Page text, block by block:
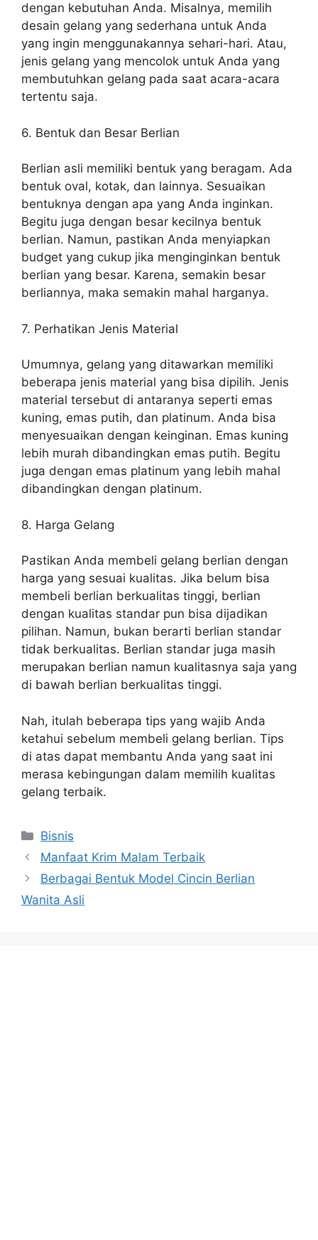
dengan kebutuhan Anda. Misalnya, memilih
desain gelang yang sederhana untuk Anda
yang ingin menggunakannya sehari-hari. Atau,
jenis gelang yang mencolok untuk Anda yang
membutuhkan gelang pada saat acara-acara
tertentu saja.
6. Bentuk dan Besar Berlian
Berlian asli memiliki bentuk yang beragam. Ada
bentuk oval, kotak, dan lainnya. Sesuaikan
bentuknya dengan apa yang Anda inginkan.
Begitu juga dengan besar kecilnya bentuk
berlian. Namun, pastikan Anda menyiapkan
budget yang cukup jika menginginkan bentuk
berlian yang besar. Karena, semakin besar
berliannya, maka semakin mahal harganya.
7. Perhatikan Jenis Material
Umumnya, gelang yang ditawarkan memiliki
beberapa jenis material yang bisa dipilih. Jenis
material tersebut di antaranya seperti emas
kuning, emas putih, dan platinum. Anda bisa
menyesuaikan dengan keinginan. Emas kuning
lebih murah dibandingkan emas putih. Begitu
juga dengan emas platinum yang lebih mahal
dibandingkan dengan platinum.
8. Harga Gelang
Pastikan Anda membeli gelang berlian dengan
harga yang sesuai kualitas. Jika belum bisa
membeli berlian berkualitas tinggi, berlian
dengan kualitas standar pun bisa dijadikan
pilihan. Namun, bukan berarti berlian standar
tidak berkualitas. Berlian standar juga masih
merupakan berlian namun kualitasnya saja yang
di bawah berlian berkualitas tinggi.
Nah, itulah beberapa tips yang wajib Anda
ketahui sebelum membeli gelang berlian. Tips
di atas dapat membantu Anda yang saat ini
merasa kebingungan dalam memilih kualitas
gelang terbaik.
Categories
Bisnis
Manfaat Krim Malam Terbaik
Berbagai Bentuk Model Cincin Berlian
Wanita Asli